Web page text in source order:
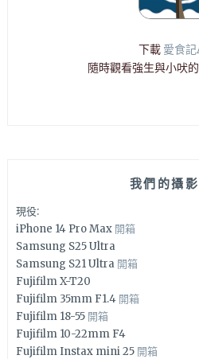
下載 愛食
隨時觀看強生與小吠
我們的攝
現役:
iPhone 14 Pro Max 開箱
Samsung S25 Ultra
Samsung S21 Ultra 開箱
Fujifilm X-T20
Fujifilm 35mm F1.4 開箱
Fujifilm 18-55 開箱
Fujifilm 10-22mm F4
Fujifilm Instax mini 25 開箱